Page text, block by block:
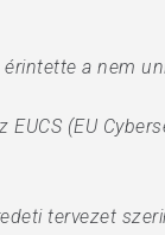
érintette a nem
(EU
tervezet